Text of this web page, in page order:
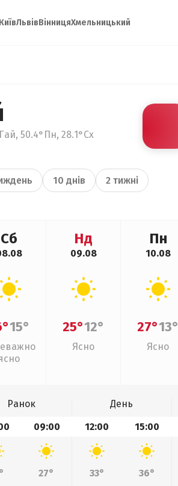
КиївЛьвівВінницяХмельницький
50.4°Пн, 28.1°Сх
10 днів 2 тижні
Сб
15°
Нд
09.08
25°12°
Ясно
Пн
10.08
27°13°
Ясно
Ранок День
09:00 12:00 15:00
27° 33° 36°